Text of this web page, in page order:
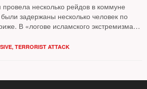
провела несколько рейдов в коммуне
задержаны несколько человек по
В «логове исламского экстремизма
The New Times
, TERRORIST ATTACK